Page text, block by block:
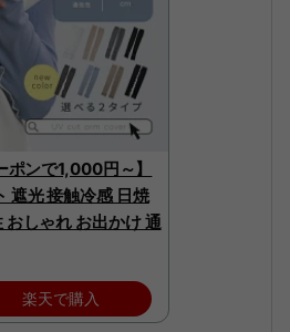
ンで1,000円～】
遮光 接触冷感 日焼
おしゃれ お出かけ 通
楽天で購入